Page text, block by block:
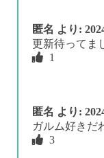
匿名 より:
更新待ってま
1
匿名 より:
ガルム好きだ
3